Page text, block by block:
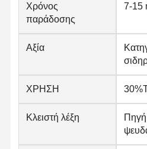
Έλεγχος
Χωρίς συγκόλληση σωλήνες
Σωλήνες από ανοξείδωτο
Σιδηρουργικοί σωλήνες
Χρόνος
παράδοσης
7-15
Αξία
ΧΡΗΣΗ
Κλειστή λέξη
Πηγή